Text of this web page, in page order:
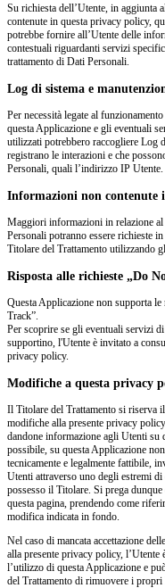
Su richiesta dell’Utente, in aggiunta
contenute in questa privacy policy,
potrebbe fornire all’Utente delle
contestuali riguardanti servizi
trattamento di Dati Personali.
Log di sistema e
Per necessità legate al
questa Applicazione e gli eventuali
utilizzati potrebbero raccogliere Log
registrano le interazioni e che
Personali, quali l’indirizzo IP Utente.
Informazioni non contenute
Maggiori informazioni in relazione al
Personali potranno essere richieste
Titolare del Trattamento utilizzando
Risposta alle richieste „Do
Questa Applicazione non supporta
Track”.
Per scoprire se gli eventuali servizi
supportino, l'Utente è invitato a
privacy policy.
Modifiche a questa privacy
Il Titolare del Trattamento si riserva
modifiche alla presente privacy
dandone informazione agli Utenti su
possibile, su questa Applicazione
tecnicamente e legalmente fattibile,
Utenti attraverso uno degli estremi
possesso il Titolare. Si prega
questa pagina, prendendo come
modifica indicata in fondo.
Nel caso di mancata accettazione
alla presente privacy policy, l’Utente
l’utilizzo di questa Applicazione e
del Trattamento di rimuovere i